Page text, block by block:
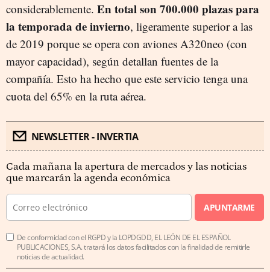
considerablemente. En total son 700.000 plazas para
la temporada de invierno, ligeramente superior a las
de 2019 porque se opera con aviones A320neo (con
mayor capacidad), según detallan fuentes de la
compañía. Esto ha hecho que este servicio tenga una
cuota del 65% en la ruta aérea.
NEWSLETTER - INVERTIA
Cada mañana la apertura de mercados y las noticias
que marcarán la agenda económica
APUNTARME
De conformidad con el RGPD y la LOPDGDD, EL LEÓN DE EL ESPAÑOL
PUBLICACIONES, S.A. tratará los datos facilitados con la finalidad de remitirle
noticias de actualidad.